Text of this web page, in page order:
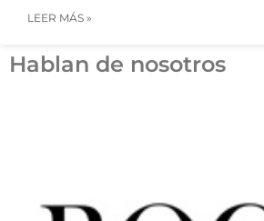
LEER MÁS »
Hablan de nosotros